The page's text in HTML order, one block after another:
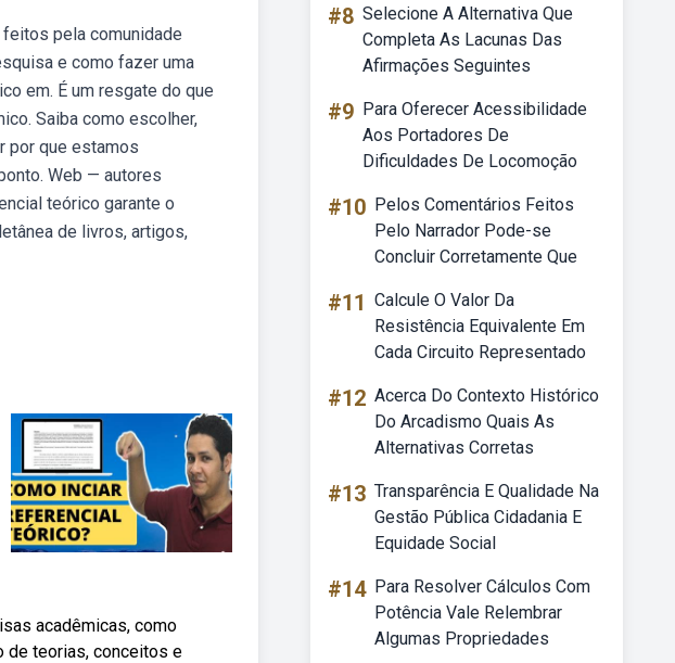
pela comunidade
e como fazer uma
em. É um resgate do que
Saiba como escolher,
por que estamos
Web — autores
teórico garante o
de livros, artigos,
acadêmicas, como
de teorias, conceitos e
#8 Selecione A Alternativa Que
Completa As Lacunas Das
Afirmações Seguintes
#9 Para Oferecer Acessibilidade
Aos Portadores De
Dificuldades De Locomoção
#10 Pelos Comentários Feitos
Pelo Narrador Pode-se
Concluir Corretamente Que
#11 Calcule O Valor Da
Resistência Equivalente Em
Cada Circuito Representado
#12 Acerca Do Contexto Histórico
Do Arcadismo Quais As
Alternativas Corretas
#13 Transparência E Qualidade Na
Gestão Pública Cidadania E
Equidade Social
#14 Para Resolver Cálculos Com
Potência Vale Relembrar
Algumas Propriedades